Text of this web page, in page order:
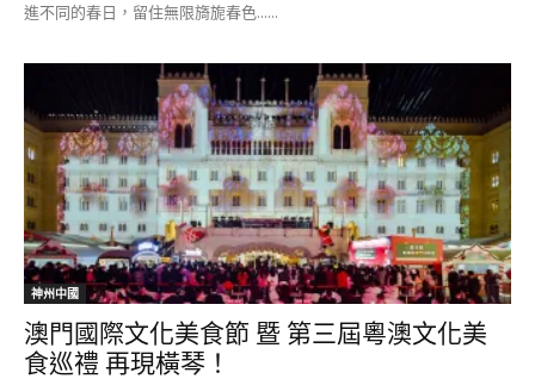
進不同的春日，留住無限旖旎春色......
神州中國
澳門國際文化美食節 暨 第三屆粵澳文化美
食巡禮 再現橫琴！